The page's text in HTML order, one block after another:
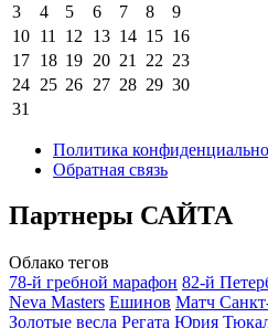
3
4 5 6 7 8
9
10 11 12 13 14 15 16
17 18 19 20 21 22 23
24 25 26 27 28 29 30
31
Политика
Обратная связь
Партнеры САЙТА
Облако тегов
78-й гребной марафон 82-й
Neva Masters Ешинов Матч
Золотые весла Регата Юрия